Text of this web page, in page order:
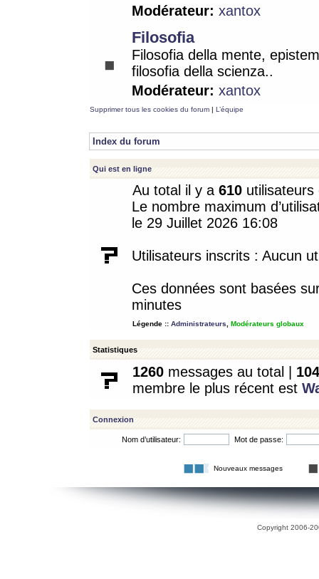
Modérateur: xantox
Filosofia
Filosofia della mente,
filosofia della scienza..
Modérateur: xantox
Supprimer tous les cookies du forum | L’équipe
Index du forum
Qui est en ligne
Au total il y a 610
Le nombre maximum
le 29 Juillet 2026 16:08
Utilisateurs inscrits : Aucun
Ces données sont basées
minutes
Légende :: Administrateurs Modérateurs globaux
Statistiques
1260 messages au total | 104
membre le plus récent est
Connexion
Nom d’utilisateur: Mot de passe:
Nouveaux messages
Copyright 2006-